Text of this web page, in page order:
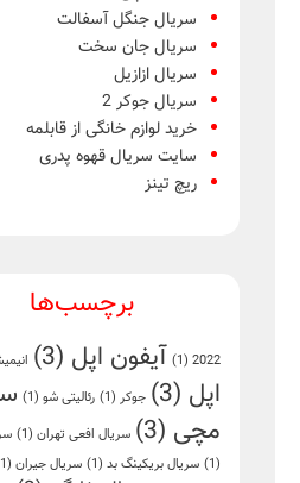
سریال جنگل آسفالت
سریال جان سخت
سریال ازازیل
سریال جوکر 2
خرید لوازم خانگی از قابلمه
سایت سریال قهوه پدری
ریچ تینز
برچسب‌ها
2022
(1) آیفون اپل (3)
اپل (3) جوکر (1) رئالیتی شو (1)
مچی (3) سریال افعی تهران (1)
(1)
سریال بریکینگ بد (1) سریال جیران (1)